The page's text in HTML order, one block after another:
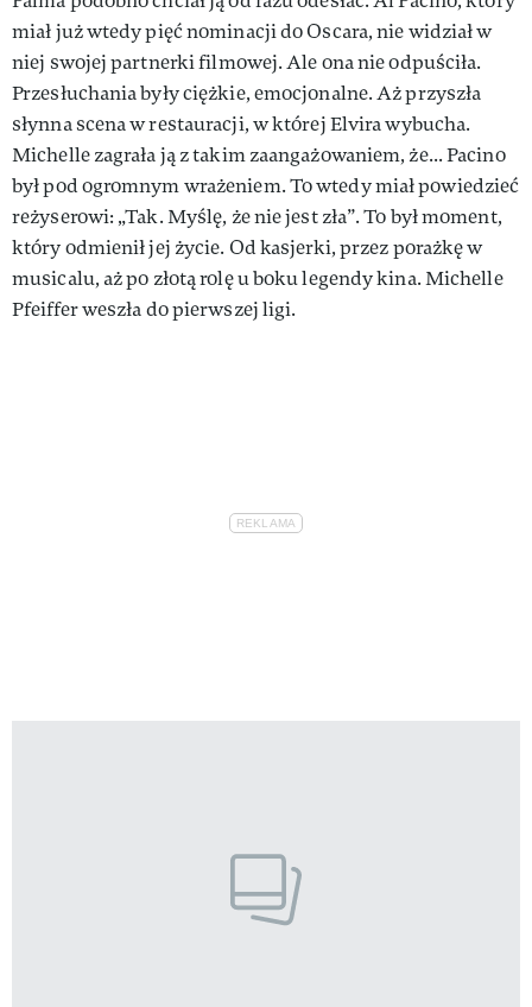
miał już wtedy pięć nominacji do Oscara, nie widział w
niej swojej partnerki filmowej. Ale ona nie odpuściła.
Przesłuchania były ciężkie, emocjonalne. Aż przyszła
słynna scena w restauracji, w której Elvira wybucha.
Michelle zagrała ją z takim zaangażowaniem, że... Pacino
był pod ogromnym wrażeniem. To wtedy miał powiedzieć
reżyserowi: „Tak. Myślę, że nie jest zła”. To był moment,
który odmienił jej życie. Od kasjerki, przez porażkę w
musicalu, aż po złotą rolę u boku legendy kina. Michelle
Pfeiffer weszła do pierwszej ligi.